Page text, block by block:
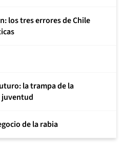
los tres errores de Chile
la trampa de la
de la rabia